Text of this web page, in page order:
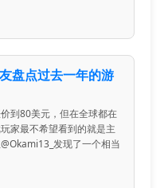
盘点过去一年的游
到80美元，但在全球都在
家最不希望看到的就是主
发现了一个相当